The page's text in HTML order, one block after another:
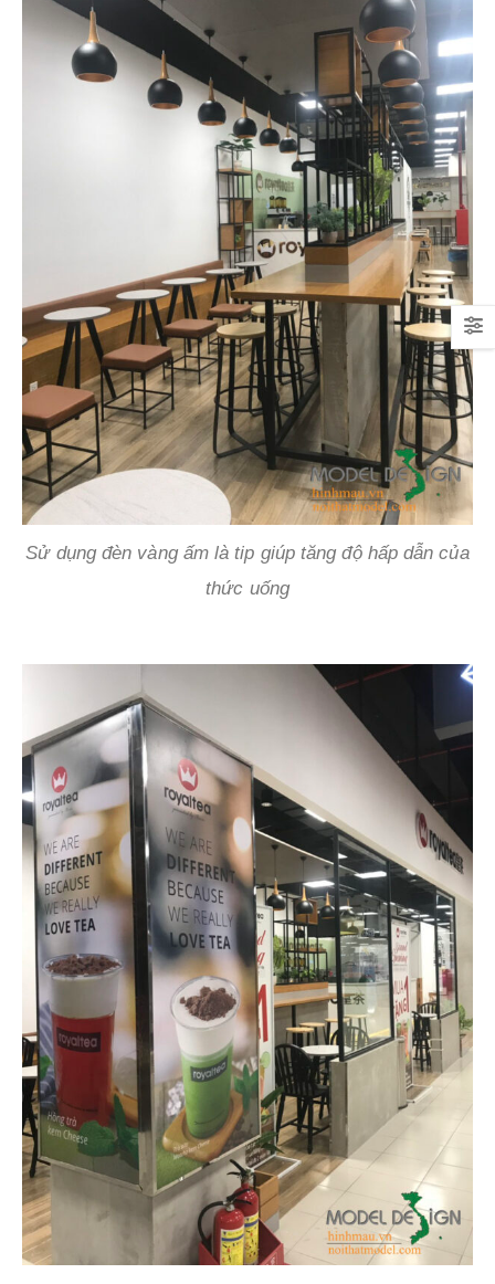
Sử dụng đèn vàng ấm là tip giúp tăng độ hấp dẫn của
thức uống